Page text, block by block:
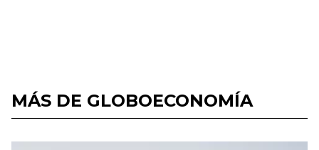
MÁS DE GLOBOECONOMÍA